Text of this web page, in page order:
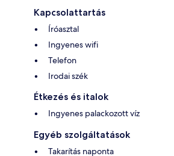
Kapcsolattartás
Íróasztal
Ingyenes wifi
Telefon
Irodai szék
Étkezés és italok
Ingyenes palackozott víz
Egyéb szolgáltatások
Takarítás naponta